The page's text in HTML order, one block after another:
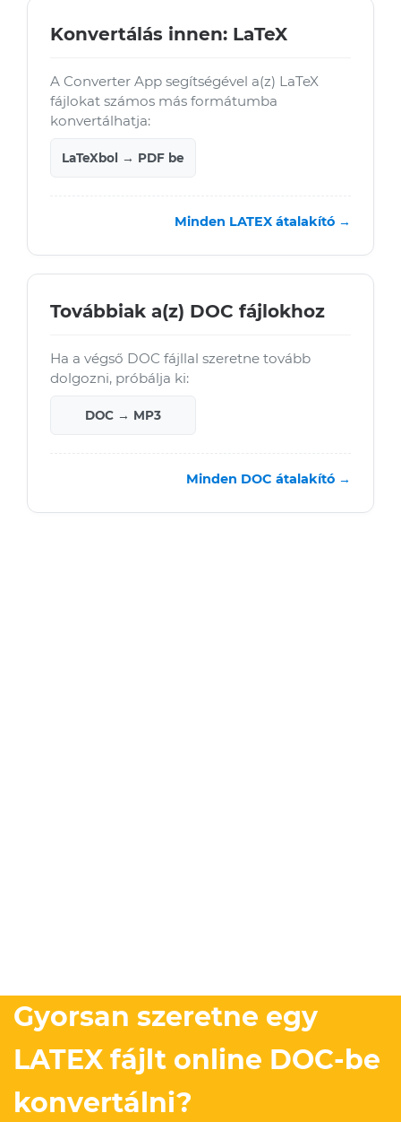
Konvertálás innen: LaTeX
A Converter App segítségével a(z) LaTeX
fájlokat számos más formátumba
konvertálhatja:
LaTeXbol → PDF be
Minden LATEX átalakító →
Továbbiak a(z) DOC fájlokhoz
Ha a végső DOC fájllal szeretne tovább
dolgozni, próbálja ki:
DOC → MP3
Minden DOC átalakító →
Gyorsan szeretne egy
LATEX fájlt online DOC-be
konvertálni?